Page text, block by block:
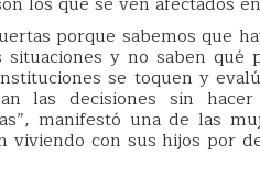
porque sabemos que
situaciones y no saben qué
se toquen y
las decisiones sin
manifestó una de las
viviendo con sus hijos por